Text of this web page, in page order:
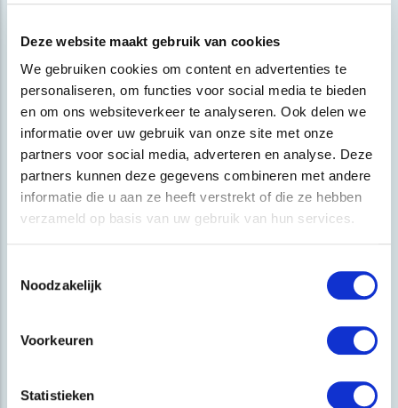
Deze website maakt gebruik van cookies
We gebruiken cookies om content en advertenties te
personaliseren, om functies voor social media te bieden
en om ons websiteverkeer te analyseren. Ook delen we
informatie over uw gebruik van onze site met onze
partners voor social media, adverteren en analyse. Deze
partners kunnen deze gegevens combineren met andere
informatie die u aan ze heeft verstrekt of die ze hebben
verzameld op basis van uw gebruik van hun services.
Noodzakelijk
Voorkeuren
Statistieken
Ik wil graag beter online gevonden
worden
Dat kunnen we regelen! Eerst nemen wij jouw website
onder de loop om te kijken hoe deze nu scoort. Vervolgens
maken wij een effectief SEO actieplan om te zorgen dat
jouw website een hogere positie krijgt in zoekmachines.
advertenties een hogere positie krijgen tegen lagere
naar SEO. De best converterende zoekwoorden gebruiken